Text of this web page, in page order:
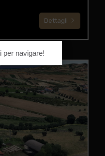
Dettagli
per navigare!